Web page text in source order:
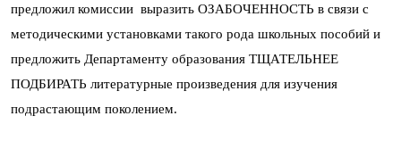
предложил комиссии выразить ОЗАБОЧЕННОСТЬ в связи с
методическими установками такого рода школьных пособий и
предложить Департаменту образования ТЩАТЕЛЬНЕЕ
ПОДБИРАТЬ литературные произведения для изучения
подрастающим поколением.